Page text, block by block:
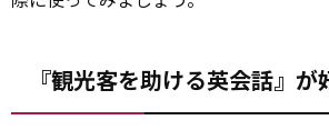
『観光客を助ける英会話』が